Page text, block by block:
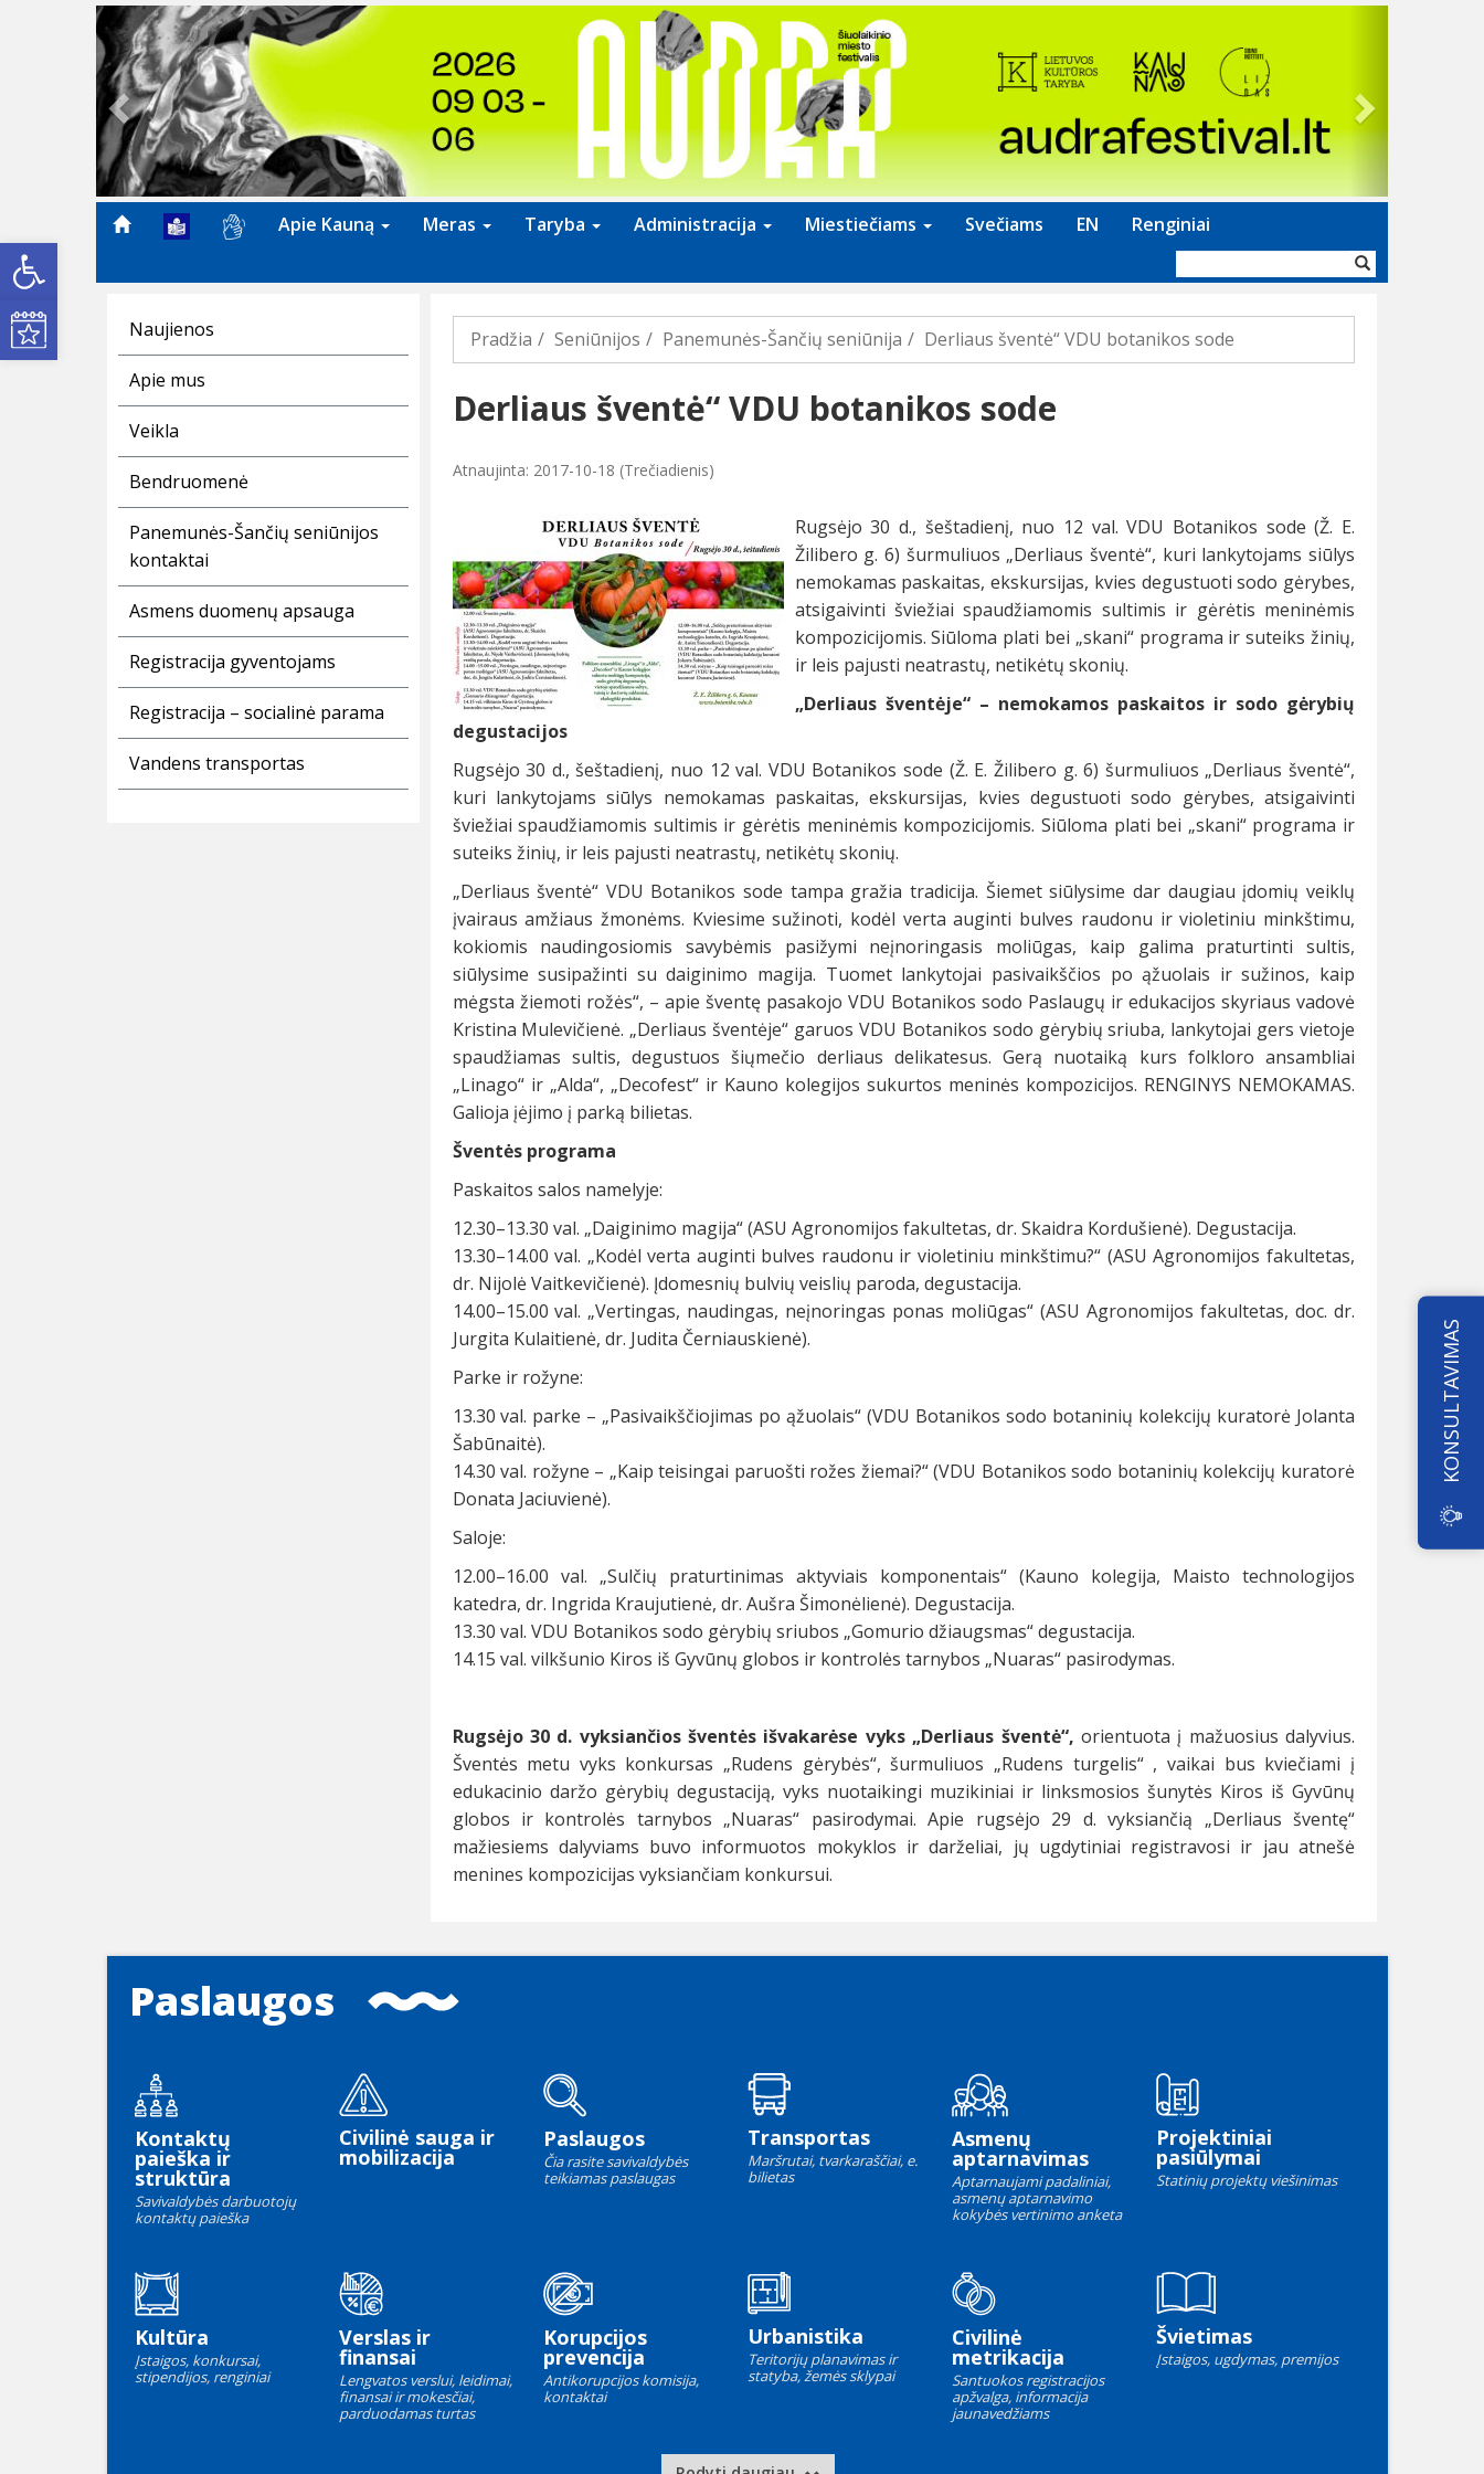
Open toolbar
Kultūros renginiai
Previous
Apie Kauną Meras Taryba Administracija Miestiečiams Svečiams EN Renginiai
forma
Naujienos
Apie mus
Veikla
Bendruomenė
Panemunės-Šančių seniūnijos
kontaktai
Asmens duomenų apsauga
Registracija gyventojams
Registracija – socialinė parama
Vandens transportas
Pradžia Seniūnijos Panemunės-Šančių seniūnija Derliaus šventė“ VDU botanikos sode
Derliaus šventė“ VDU botanikos sode
Atnaujinta: 2017-10-18 (Trečiadienis)
Rugsėjo 30 d., šeštadienį, nuo 12 val. VDU Botanikos sode (Ž. E.
Žilibero g. 6) šurmuliuos „Derliaus šventė“, kuri lankytojams siūlys
nemokamas paskaitas, ekskursijas, kvies degustuoti sodo gėrybes,
atsigaivinti šviežiai spaudžiamomis sultimis ir gėrėtis meninėmis
kompozicijomis. Siūloma plati bei „skani“ programa ir suteiks žinių,
ir leis pajusti neatrastų, netikėtų skonių.
„Derliaus šventėje“ – nemokamos paskaitos ir sodo gėrybių
degustacijos
Rugsėjo 30 d., šeštadienį, nuo 12 val. VDU Botanikos sode (Ž. E. Žilibero g. 6) šurmuliuos „Derliaus šventė“,
kuri lankytojams siūlys nemokamas paskaitas, ekskursijas, kvies degustuoti sodo gėrybes, atsigaivinti
šviežiai spaudžiamomis sultimis ir gėrėtis meninėmis kompozicijomis. Siūloma plati bei „skani“ programa ir
suteiks žinių, ir leis pajusti neatrastų, netikėtų skonių.
„Derliaus šventė“ VDU Botanikos sode tampa gražia tradicija. Šiemet siūlysime dar daugiau įdomių veiklų
įvairaus amžiaus žmonėms. Kviesime sužinoti, kodėl verta auginti bulves raudonu ir violetiniu minkštimu,
kokiomis naudingosiomis savybėmis pasižymi neįnoringasis moliūgas, kaip galima praturtinti sultis,
siūlysime susipažinti su daiginimo magija. Tuomet lankytojai pasivaikščios po ąžuolais ir sužinos, kaip
mėgsta žiemoti rožės“, – apie šventę pasakojo VDU Botanikos sodo Paslaugų ir edukacijos skyriaus vadovė
Kristina Mulevičienė. „Derliaus šventėje“ garuos VDU Botanikos sodo gėrybių sriuba, lankytojai gers vietoje
spaudžiamas sultis, degustuos šiųmečio derliaus delikatesus. Gerą nuotaiką kurs folkloro ansambliai
„Linago“ ir „Alda“, „Decofest“ ir Kauno kolegijos sukurtos meninės kompozicijos. RENGINYS NEMOKAMAS.
Galioja įėjimo į parką bilietas.
Šventės programa
Paskaitos salos namelyje:
12.30–13.30 val. „Daiginimo magija“ (ASU Agronomijos fakultetas, dr. Skaidra Kordušienė). Degustacija.
13.30–14.00 val. „Kodėl verta auginti bulves raudonu ir violetiniu minkštimu?“ (ASU Agronomijos fakultetas,
dr. Nijolė Vaitkevičienė). Įdomesnių bulvių veislių paroda, degustacija.
14.00–15.00 val. „Vertingas, naudingas, neįnoringas ponas moliūgas“ (ASU Agronomijos fakultetas, doc. dr.
Jurgita Kulaitienė, dr. Judita Černiauskienė).
Parke ir rožyne:
13.30 val. parke – „Pasivaikščiojimas po ąžuolais“ (VDU Botanikos sodo botaninių kolekcijų kuratorė Jolanta
Šabūnaitė).
14.30 val. rožyne – „Kaip teisingai paruošti rožes žiemai?“ (VDU Botanikos sodo botaninių kolekcijų kuratorė
Donata Jaciuvienė).
Saloje:
12.00–16.00 val. „Sulčių praturtinimas aktyviais komponentais“ (Kauno kolegija, Maisto technologijos
katedra, dr. Ingrida Kraujutienė, dr. Aušra Šimonėlienė). Degustacija.
13.30 val. VDU Botanikos sodo gėrybių sriubos „Gomurio džiaugsmas“ degustacija.
14.15 val. vilkšunio Kiros iš Gyvūnų globos ir kontrolės tarnybos „Nuaras“ pasirodymas.
Rugsėjo 30 d. vyksiančios šventės išvakarėse vyks „Derliaus šventė“, orientuota į mažuosius dalyvius.
Šventės metu vyks konkursas „Rudens gėrybės“, šurmuliuos „Rudens turgelis“ , vaikai bus kviečiami į
edukacinio daržo gėrybių degustaciją, vyks nuotaikingi muzikiniai ir linksmosios šunytės Kiros iš Gyvūnų
globos ir kontrolės tarnybos „Nuaras“ pasirodymai. Apie rugsėjo 29 d. vyksiančią „Derliaus šventę“
mažiesiems dalyviams buvo informuotos mokyklos ir darželiai, jų ugdytiniai registravosi ir jau atnešė
menines kompozicijas vyksiančiam konkursui.
Paslaugos
Kontaktų
paieška ir
struktūra
Savivaldybės darbuotojų
kontaktų paieška
Civilinė sauga ir
mobilizacija
Paslaugos
Čia rasite savivaldybės
teikiamas paslaugas
Transportas
Maršrutai, tvarkaraščiai, e.
bilietas
Asmenų
aptarnavimas
Aptarnaujami padaliniai,
asmenų aptarnavimo
kokybės vertinimo anketa
Projektiniai
pasiūlymai
Statinių projektų viešinimas
Kultūra
Įstaigos, konkursai,
stipendijos, renginiai
Verslas ir
finansai
Lengvatos verslui, leidimai,
finansai ir mokesčiai,
parduodamas turtas
Korupcijos
prevencija
Antikorupcijos komisija,
kontaktai
Urbanistika
Teritorijų planavimas ir
statyba, žemės sklypai
Civilinė
metrikacija
Santuokos registracijos
apžvalga, informacija
jaunavedžiams
Švietimas
Įstaigos, ugdymas, premijos
KONSULTAVIMAS